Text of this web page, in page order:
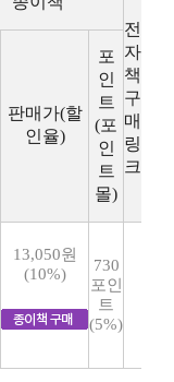
전
자
책
구
매
링
크
판매가(할
인율)
포
인
트
(포
인
트
몰)
13,050원
(10%)
730
포인
트
(5%)